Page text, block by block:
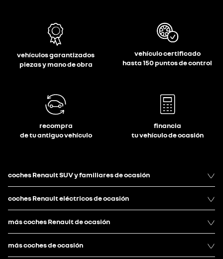
vehículos garantizados
piezas y mano de obra
vehículo certificado
hasta 150 puntos de control
recompra
de tu antiguo vehículo
financia
tu vehículo de ocasión
coches Renault SUV y familiares de ocasión
coches Renault eléctricos de ocasión
más coches Renault de ocasión
más coches de ocasión